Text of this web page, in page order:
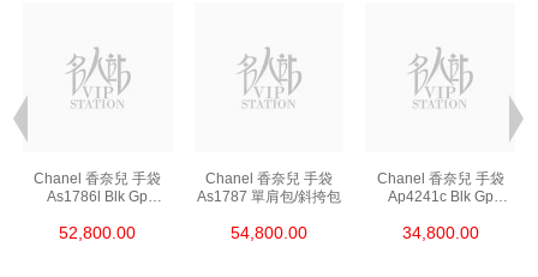
Chanel 香奈兒 手袋
As1786l Blk Gp
52,800.00
Chanel 香奈兒 手袋
As1787 單肩包/斜挎包
54,800.00
Chanel 香奈兒 手袋
Ap4241c Blk Gp
34,800.00